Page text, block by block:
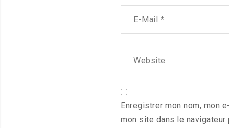
Enregistrer mon nom, mon
mon site dans le navigateur